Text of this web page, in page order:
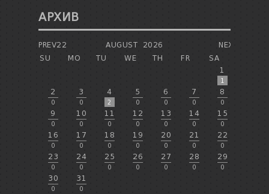
АРХИВ
PREV22 NEXT
AUGUST
2026
SU
MO TU WE TH FR
SA
1
1
2
0
3
0
4
2
5
0
6
0
7
0
8
0
9
0
10
0
11
0
12
0
13
0
14
0
15
0
16
0
17
0
18
0
19
0
20
0
21
0
22
0
23
0
24
0
25
0
26
0
27
0
28
0
29
0
30
0
31
0